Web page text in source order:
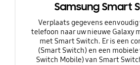
Samsung Smart
Verplaats gegevens eenvoudig
telefoon naar uw nieuwe Galaxy
met Smart Switch. Er is een
(Smart Switch) en een
Switch Mobile) van Smart